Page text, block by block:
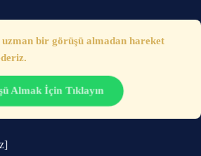
bir görüşü almadan hareket
Almak İçin Tıklayın